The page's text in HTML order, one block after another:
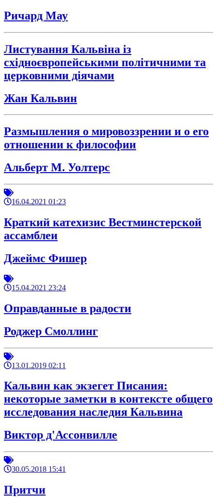
Ричард Мау
Листування Кальвіна із
східноєвропейськими політичними та
церковними діячами
Жан Кальвин
Размышления о мировоззрении и о его
отношении к философии
Альберт М. Уолтерс
16.04.2021 01:23
Краткий катехизис Вестминстерской
ассамблеи
Джеймс Фишер
15.04.2021 23:24
Оправданные в радости
Роджер Смоллинг
13.01.2019 02:11
Кальвин как экзегет Писания:
некоторые заметки в контексте общего
исследования наследия Кальвина
Виктор д'Ассонвилле
30.05.2018 15:41
Притчи